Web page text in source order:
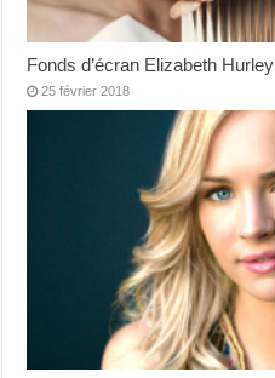
Fonds d’écran Elizabeth Hurley
25 février 2018